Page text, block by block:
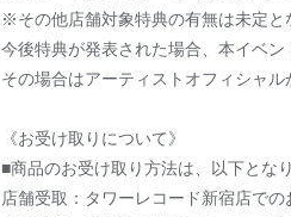
※その他店舗対象特典の有無は未定と
今後特典が発表された場合、本イベ
その場合はアーティストオフィシャル
《お受け取りについて》
■商品のお受け取り方法は、以下となり
店舗受取：タワーレコード新宿店で